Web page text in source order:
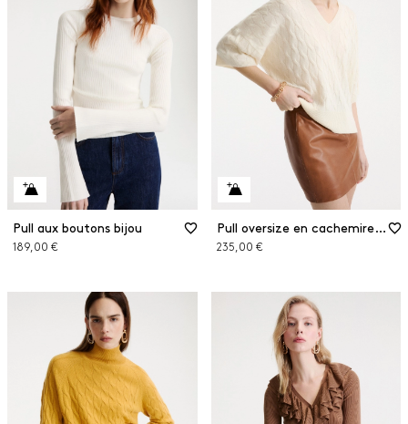
Pull aux boutons bijou
189,00 €
Pull oversize en cachemire et laine
235,00 €